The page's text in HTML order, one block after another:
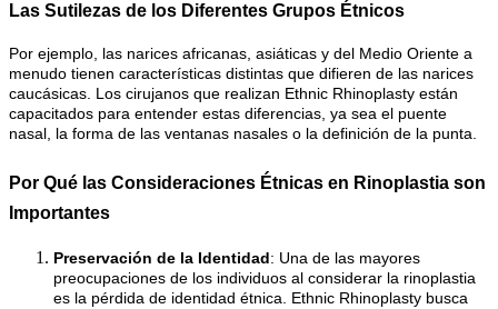
Las Sutilezas de los Diferentes Grupos Étnicos
Por ejemplo, las narices africanas, asiáticas y del Medio Oriente a
menudo tienen características distintas que difieren de las narices
caucásicas. Los cirujanos que realizan Ethnic Rhinoplasty están
capacitados para entender estas diferencias, ya sea el puente
nasal, la forma de las ventanas nasales o la definición de la punta.
Por Qué las Consideraciones Étnicas en Rinoplastia son
Importantes
Preservación de la Identidad: Una de las mayores
preocupaciones de los individuos al considerar la rinoplastia
es la pérdida de identidad étnica. Ethnic Rhinoplasty busca